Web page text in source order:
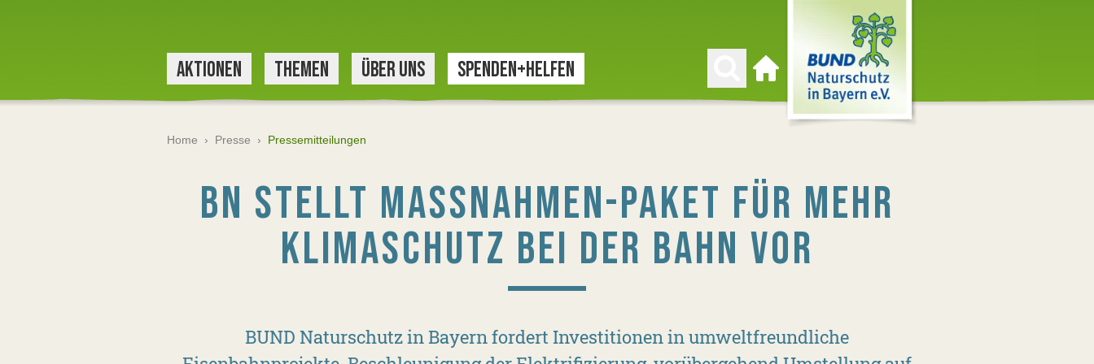
AKTIONEN THEMEN ÜBER UNS SPENDEN+HELFEN
Zur Startseite
Home › Presse › Pressemitteilungen
BN STELLT MASSNAHMEN-PAKET FÜR MEHR K
LIMASCHUTZ BEI DER BAHN VOR
BUND Naturschutz in Bayern fordert Investitionen in umweltfreundliche